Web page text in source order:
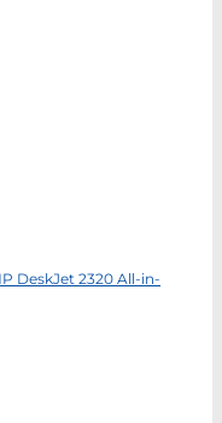
DeskJet 2320 All-in-